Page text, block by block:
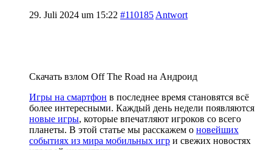
29. Juli 2024 um 15:22 #110185 Antwort
Скачать взлом Off The Road на Андроид
Игры на смартфон в последнее время становятся всё
более интересными. Каждый день недели появляются
новые игры, которые впечатляют игроков со всего
планеты. В этой статье мы расскажем о новейших
событиях из мира мобильных игр и свежих новостях